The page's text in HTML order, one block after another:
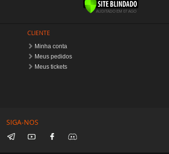
CLIENTE
Minha conta
Meus pedidos
Meus tickets
SIGA-NOS